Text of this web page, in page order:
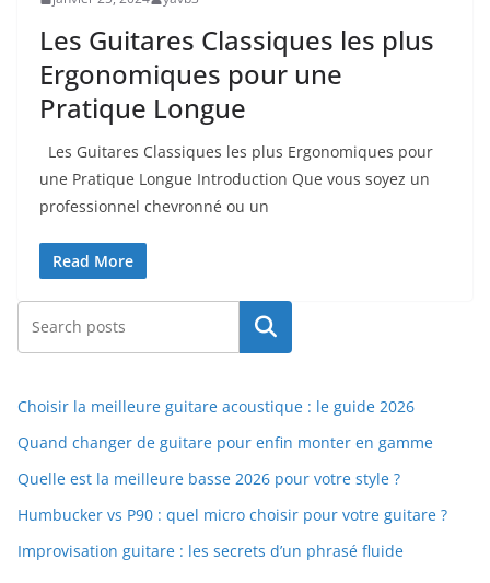
Les Guitares Classiques les plus
Ergonomiques pour une
Pratique Longue
Les⁤ Guitares Classiques les plus ‌Ergonomiques pour
une Pratique Longue Introduction Que vous soyez un
professionnel⁤ chevronné ou un
Read More
Rechercher
Choisir la meilleure guitare acoustique : le guide 2026
Quand changer de guitare pour enfin monter en gamme
Quelle est la meilleure basse 2026 pour votre style ?
Humbucker vs P90 : quel micro choisir pour votre guitare ?
Improvisation guitare : les secrets d’un phrasé fluide